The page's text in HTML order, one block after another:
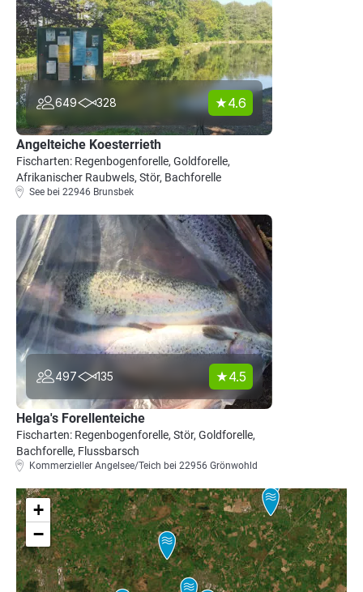
649 328 4.6
Angelteiche Koesterrieth
Fischarten: Regenbogenforelle, Goldforelle,
Afrikanischer Raubwels, Stör, Bachforelle
See bei 22946 Brunsbek
497 135 4.5
Helga's Forellenteiche
Fischarten: Regenbogenforelle, Stör, Goldforelle,
Bachforelle, Flussbarsch
Kommerzieller Angelsee/Teich bei 22956 Grönwohld
+
−